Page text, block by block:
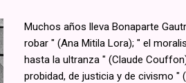
Muchos años lleva Bonaparte
robar " (Ana Mitila Lora); " el
hasta la ultranza " (Claude
probidad, de justicia y de civismo "